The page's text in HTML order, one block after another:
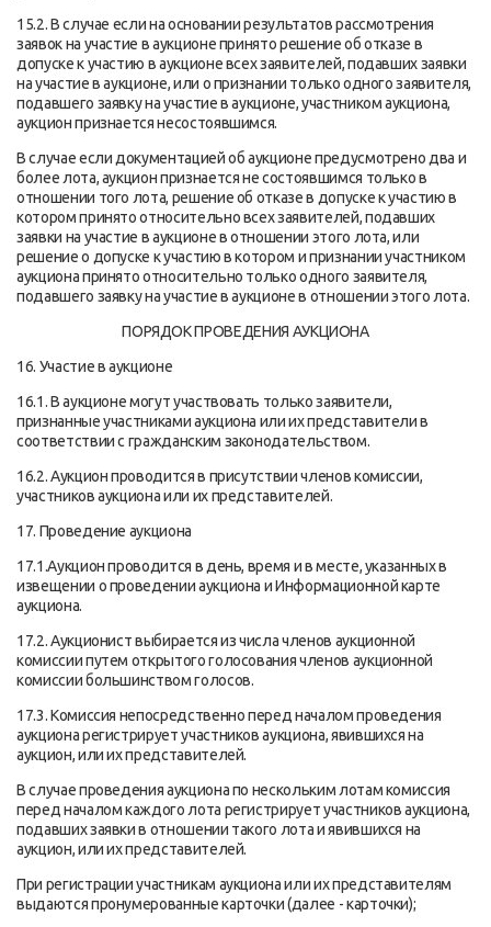
15.2. В случае если на основании результатов рассмотрения
заявок на участие в аукционе принято решение об отказе в
допуске к участию в аукционе всех заявителей, подавших заявки
на участие в аукционе, или о признании только одного заявителя,
подавшего заявку на участие в аукционе, участником аукциона,
аукцион признается несостоявшимся.
В случае если документацией об аукционе предусмотрено два и
более лота, аукцион признается не состоявшимся только в
отношении того лота, решение об отказе в допуске к участию в
котором принято относительно всех заявителей, подавших
заявки на участие в аукционе в отношении этого лота, или
решение о допуске к участию в котором и признании участником
аукциона принято относительно только одного заявителя,
подавшего заявку на участие в аукционе в отношении этого лота.
ПОРЯДОК ПРОВЕДЕНИЯ АУКЦИОНА
16. Участие в аукционе
16.1. В аукционе могут участвовать только заявители,
признанные участниками аукциона или их представители в
соответствии с гражданским законодательством.
16.2. Аукцион проводится в присутствии членов комиссии,
участников аукциона или их представителей.
17. Проведение аукциона
17.1.Аукцион проводится в день, время и в месте, указанных в
извещении о проведении аукциона и Информационной карте
аукциона.
17.2. Аукционист выбирается из числа членов аукционной
комиссии путем открытого голосования членов аукционной
комиссии большинством голосов.
17.3. Комиссия непосредственно перед началом проведения
аукциона регистрирует участников аукциона, явившихся на
аукцион, или их представителей.
В случае проведения аукциона по нескольким лотам комиссия
перед началом каждого лота регистрирует участников аукциона,
подавших заявки в отношении такого лота и явившихся на
аукцион, или их представителей.
При регистрации участникам аукциона или их представителям
выдаются пронумерованные карточки (далее - карточки);